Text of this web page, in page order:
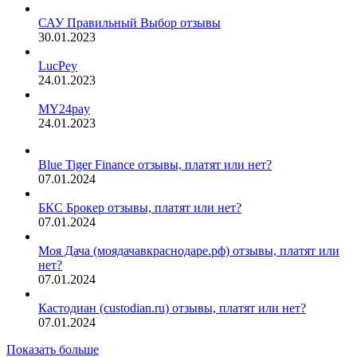
САУ Правильный Выбор отзывы
30.01.2023
LucPey
24.01.2023
MY24pay
24.01.2023
Blue Tiger Finance отзывы, платят или нет?
07.01.2024
БКС Брокер отзывы, платят или нет?
07.01.2024
Моя Дача (моядачавкраснодаре.рф) отзывы, платят или
нет?
07.01.2024
Кастодиан (custodian.ru) отзывы, платят или нет?
07.01.2024
Показать больше